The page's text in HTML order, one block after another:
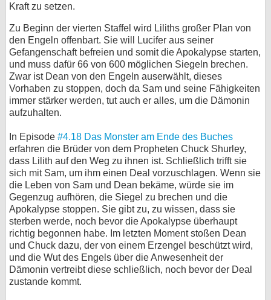
Kraft zu setzen.
Zu Beginn der vierten Staffel wird Liliths großer Plan von
den Engeln offenbart. Sie will Lucifer aus seiner
Gefangenschaft befreien und somit die Apokalypse starten,
und muss dafür 66 von 600 möglichen Siegeln brechen.
Zwar ist Dean von den Engeln auserwählt, dieses
Vorhaben zu stoppen, doch da Sam und seine Fähigkeiten
immer stärker werden, tut auch er alles, um die Dämonin
aufzuhalten.
In Episode #4.18 Das Monster am Ende des Buches
erfahren die Brüder von dem Propheten Chuck Shurley,
dass Lilith auf den Weg zu ihnen ist. Schließlich trifft sie
sich mit Sam, um ihm einen Deal vorzuschlagen. Wenn sie
die Leben von Sam und Dean bekäme, würde sie im
Gegenzug aufhören, die Siegel zu brechen und die
Apokalypse stoppen. Sie gibt zu, zu wissen, dass sie
sterben werde, noch bevor die Apokalypse überhaupt
richtig begonnen habe. Im letzten Moment stoßen Dean
und Chuck dazu, der von einem Erzengel beschützt wird,
und die Wut des Engels über die Anwesenheit der
Dämonin vertreibt diese schließlich, noch bevor der Deal
zustande kommt.